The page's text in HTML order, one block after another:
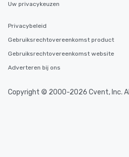
Uw privacykeuzen
Privacybeleid
Gebruiksrechtovereenkomst product
Gebruiksrechtovereenkomst website
Adverteren bij ons
Copyright © 2000-2026 Cvent, Inc.